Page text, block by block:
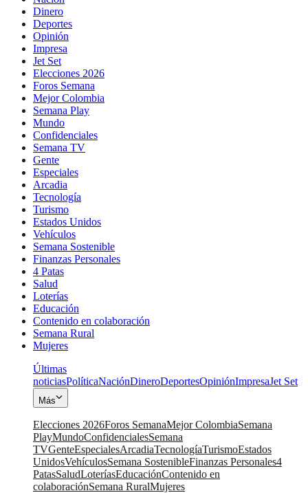
Dinero
Deportes
Opinión
Impresa
Jet Set
Elecciones 2026
Foros Semana
Mejor Colombia
Semana Play
Mundo
Confidenciales
Semana TV
Gente
Especiales
Arcadia
Tecnología
Turismo
Estados Unidos
Vehículos
Semana Sostenible
Finanzas Personales
4 Patas
Salud
Loterías
Educación
Contenido en colaboración
Semana Rural
Mujeres
Últimas
noticiasPolíticaNaciónDineroDeportesOpiniónImpresaJet Set
Más
Elecciones 2026Foros SemanaMejor ColombiaSemana
PlayMundoConfidencialesSemana
TVGenteEspecialesArcadiaTecnologíaTurismoEstados
UnidosVehículosSemana SostenibleFinanzas Personales4
PatasSaludLoteríasEducaciónContenido en
colaboraciónSemana RuralMujeres